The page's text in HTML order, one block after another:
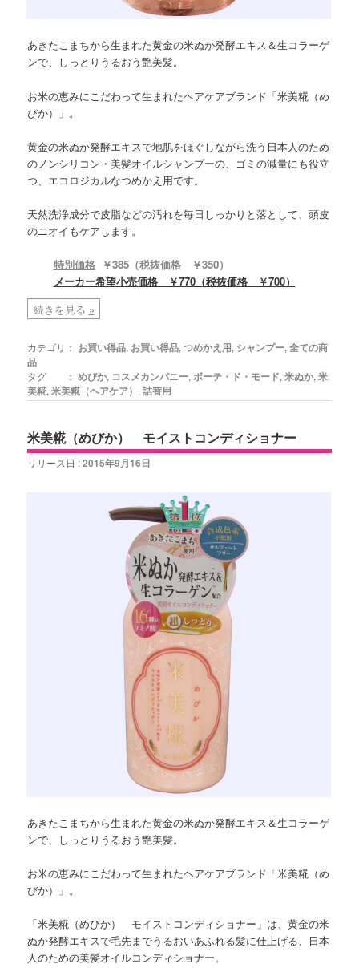
あきたこまちから生まれた黄金の米ぬか発酵エキス＆生コラーゲ
ンで、しっとりうるおう艶美髪。
お米の恵みにこだわって生まれたヘアケアブランド「米美糀（め
びか）」。
黄金の米ぬか発酵エキスで地肌をほぐしながら洗う日本人のため
のノンシリコン・美髪オイルシャンプーの、ゴミの減量にも役立
つ、エコロジカルなつめかえ用です。
天然洗浄成分で皮脂などの汚れを毎日しっかりと落として、頭皮
のニオイもケアします。
特別価格￥385（税抜価格 ￥350）
メーカー希望小売価格 ￥770（税抜価格 ￥700）
続きを見る »
カテゴリ： お買い得品, お買い得品,つめかえ用, シャンプー,全ての商
品
タグ ： めびか, コスメカンパニー, ボーテ・ド・モード,米ぬか,米
美糀,米美糀（ヘアケア） ,詰替用
米美糀（めびか） モイストコンディショナー
リリース日 :2015年9月16日
あきたこまちから生まれた黄金の米ぬか発酵エキス＆生コラーゲ
ンで、しっとりうるおう艶美髪。
お米の恵みにこだわって生まれたヘアケアブランド「米美糀（め
びか）」。
「米美糀（めびか） モイストコンディショナー」は、黄金の米
ぬか発酵エキスで毛先までうるおいあふれる髪に仕上げる、日本
人のための美髪オイルコンディショナー。